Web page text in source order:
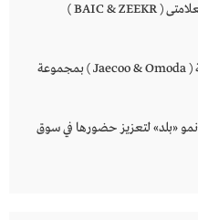
تعيين “تيمور إسماعيل” مديراً عاماً لعلامتى ( BAIC & ZEEKR )
تعيين “أحمد على” مديراً عاماً لعلامة ( Jaecoo & Omoda ) بمجموعة
«بلد» لتعزيز حضورها في سوق